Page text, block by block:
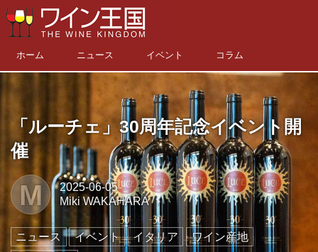
ホーム ニュース イベント コラム
「ルーチェ」30周年記念イベント開
催
M
2025-06-05
Miki WAKAHARA
ニュース イベント イタリア
ワイン産地